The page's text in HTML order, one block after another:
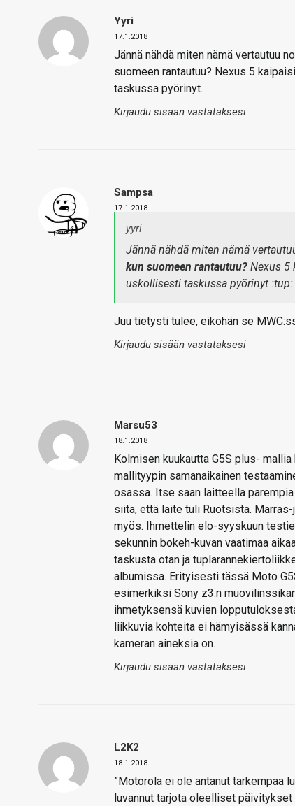
Yyri
17.1.2018
Jännä nähdä miten nämä vertautuu
suomeen rantautuu? Nexus 5
taskussa pyörinyt.
Kirjaudu sisään vastataksesi
Sampsa
17.1.2018
yyri
Jännä nähdä miten nämä
kun suomeen rantautuu? Nexus 5
uskollisesti taskussa pyörinyt :tup:
Juu tietysti tulee, eiköhän se
Kirjaudu sisään vastataksesi
Marsu53
18.1.2018
Kolmisen kuukautta G5S plus-
mallityypin samanaikainen
osassa. Itse saan laitteella
siitä, että laite tuli Ruotsista.
myös. Ihmettelin elo-syyskuun
sekunnin bokeh-kuvan vaatimaa
taskusta otan ja
albumissa. Erityisesti tässä Moto
esimerkiksi Sony z3:n
ihmetyksensä kuvien
liikkuvia kohteita ei hämyisässä
kameran aineksia on.
Kirjaudu sisään vastataksesi
L2K2
18.1.2018
”Motorola ei ole antanut tarkempaa
luvannut tarjota oleelliset päivitykset